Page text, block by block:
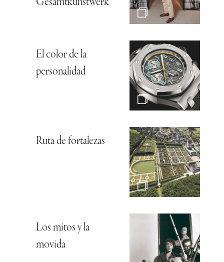
Gesamtkunstwerk*
El color de la
personalidad
Ruta de fortalezas
Los mitos y la
movida